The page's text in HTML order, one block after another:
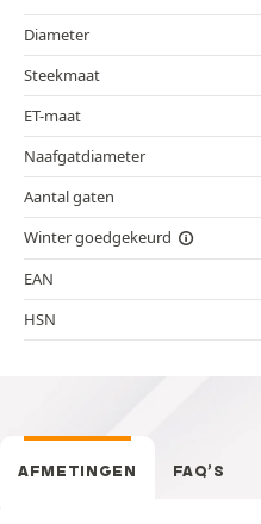
Diameter
Steekmaat
ET-maat
Naafgatdiameter
Aantal gaten
Winter goedgekeurd
EAN
HSN
AFMETINGEN FAQ’S